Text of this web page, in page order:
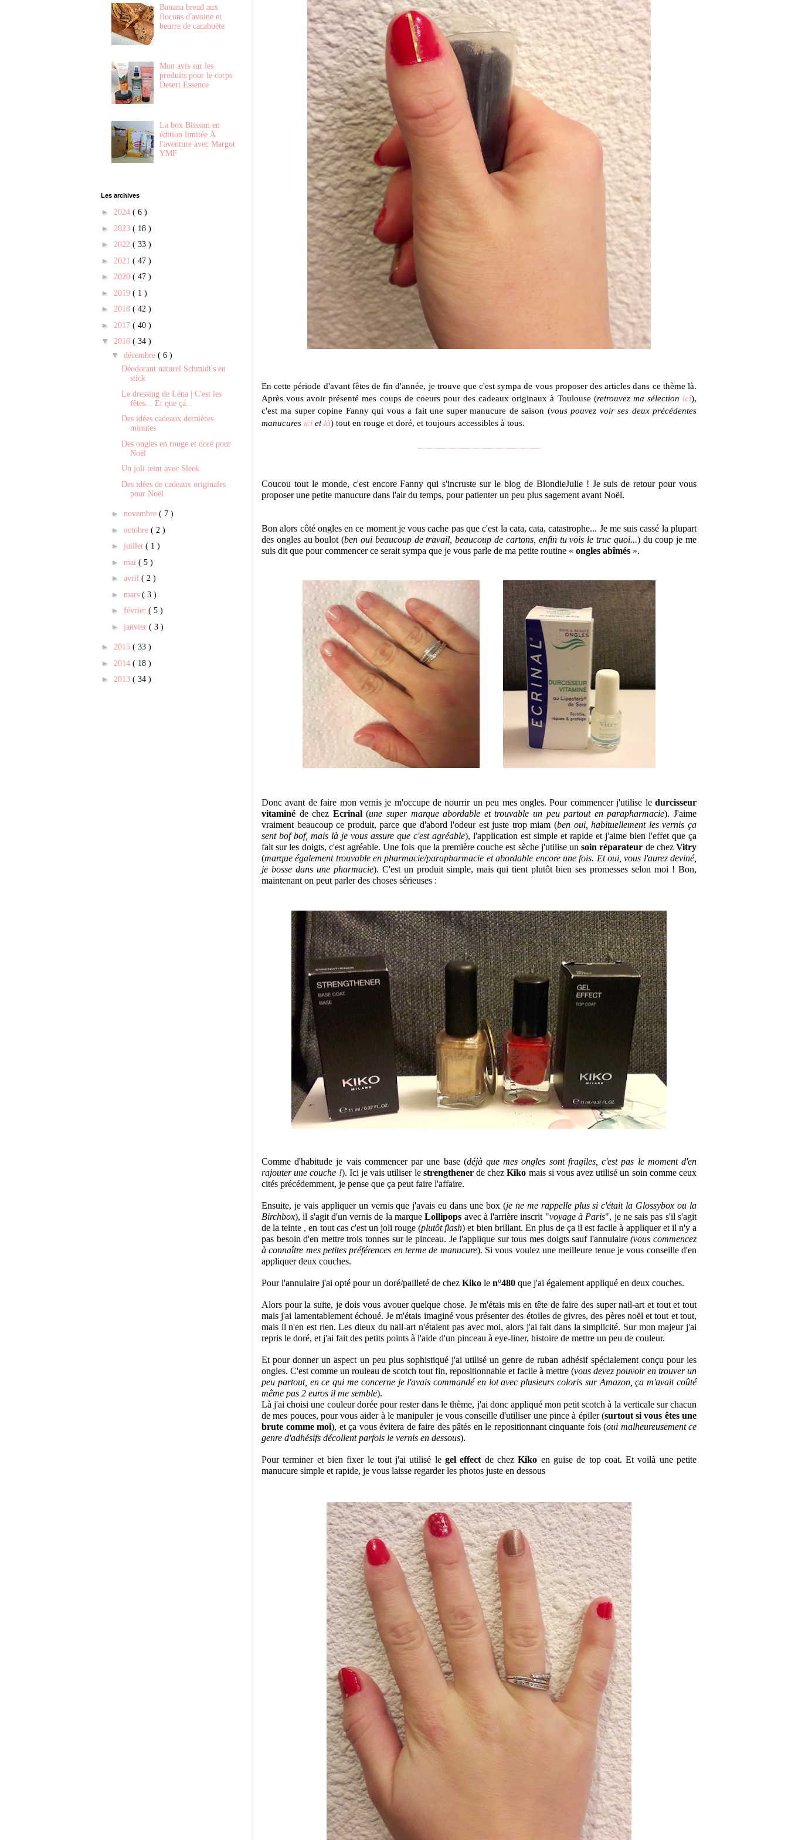
En cette période d'avant fêtes de fin d'année, je trouve que c'est sympa de vous proposer des articles dans ce thème là.
Après vous avoir présenté mes coups de coeurs pour des cadeaux originaux à Toulouse (retrouvez ma sélection ici),
c'est ma super copine Fanny qui vous a fait une super manucure de saison (vous pouvez voir ses deux précédentes
manucures ici et là) tout en rouge et doré, et toujours accessibles à tous.
------------------------------------------
Coucou tout le monde, c'est encore Fanny qui s'incruste sur le blog de BlondieJulie ! Je suis de retour pour vous
proposer une petite manucure dans l'air du temps, pour patienter un peu plus sagement avant Noël.
Bon alors côté ongles en ce moment je vous cache pas que c'est la cata, cata, catastrophe... Je me suis cassé la plupart
des ongles au boulot (ben oui beaucoup de travail, beaucoup de cartons, enfin tu vois le truc quoi...) du coup je me
suis dit que pour commencer ce serait sympa que je vous parle de ma petite routine « ongles abîmés ».
Donc avant de faire mon vernis je m'occupe de nourrir un peu mes ongles. Pour commencer j'utilise le durcisseur
vitaminé de chez Ecrinal (une super marque abordable et trouvable un peu partout en parapharmacie). J'aime
vraiment beaucoup ce produit, parce que d'abord l'odeur est juste trop miam (ben oui, habituellement les vernis ça
sent bof bof, mais là je vous assure que c'est agréable), l'application est simple et rapide et j'aime bien l'effet que ça
fait sur les doigts, c'est agréable. Une fois que la première couche est sèche j'utilise un soin réparateur de chez Vitry
(marque également trouvable en pharmacie/parapharmacie et abordable encore une fois. Et oui, vous l'aurez deviné,
je bosse dans une pharmacie). C'est un produit simple, mais qui tient plutôt bien ses promesses selon moi ! Bon,
maintenant on peut parler des choses sérieuses :
Comme d'habitude je vais commencer par une base (déjà que mes ongles sont fragiles, c'est pas le moment d'en
rajouter une couche !). Ici je vais utiliser le strengthener de chez Kiko mais si vous avez utilisé un soin comme ceux
cités précédemment, je pense que ça peut faire l'affaire.
Ensuite, je vais appliquer un vernis que j'avais eu dans une box (je ne me rappelle plus si c'était la Glossybox ou la
Birchbox), il s'agit d'un vernis de la marque Lollipops avec à l'arrière inscrit "voyage à Paris", je ne sais pas s'il s'agit
de la teinte , en tout cas c'est un joli rouge (plutôt flash) et bien brillant. En plus de ça il est facile à appliquer et il n'y a
pas besoin d'en mettre trois tonnes sur le pinceau. Je l'applique sur tous mes doigts sauf l'annulaire (vous commencez
à connaître mes petites préférences en terme de manucure). Si vous voulez une meilleure tenue je vous conseille d'en
appliquer deux couches.
Pour l'annulaire j'ai opté pour un doré/pailleté de chez Kiko le n°480 que j'ai également appliqué en deux couches.
Alors pour la suite, je dois vous avouer quelque chose. Je m'étais mis en tête de faire des super nail-art et tout et tout
mais j'ai lamentablement échoué. Je m'étais imaginé vous présenter des étoiles de givres, des pères noël et tout et tout,
mais il n'en est rien. Les dieux du nail-art n'étaient pas avec moi, alors j'ai fait dans la simplicité. Sur mon majeur j'ai
repris le doré, et j'ai fait des petits points à l'aide d'un pinceau à eye-liner, histoire de mettre un peu de couleur.
Et pour donner un aspect un peu plus sophistiqué j'ai utilisé un genre de ruban adhésif spécialement conçu pour les
ongles. C'est comme un rouleau de scotch tout fin, repositionnable et facile à mettre (vous devez pouvoir en trouver un
peu partout, en ce qui me concerne je l'avais commandé en lot avec plusieurs coloris sur Amazon, ça m'avait coûté
même pas 2 euros il me semble).
Là j'ai choisi une couleur dorée pour rester dans le thème, j'ai donc appliqué mon petit scotch à la verticale sur chacun
de mes pouces, pour vous aider à le manipuler je vous conseille d'utiliser une pince à épiler (surtout si vous êtes une
brute comme moi), et ça vous évitera de faire des pâtés en le repositionnant cinquante fois (oui malheureusement ce
genre d'adhésifs décollent parfois le vernis en dessous).
Pour terminer et bien fixer le tout j'ai utilisé le gel effect de chez Kiko en guise de top coat. Et voilà une petite
manucure simple et rapide, je vous laisse regarder les photos juste en dessous
Banana bread aux
flocons d'avoine et
beurre de cacahuète
Mon avis sur les
produits pour le corps
Desert Essence
La box Blissim en
édition limitée À
l'aventure avec Margot
YMF
Les archives
► 2024 ( 6 )
► 2023 ( 18 )
► 2022 ( 33 )
► 2021 ( 47 )
► 2020 ( 47 )
► 2019 ( 1 )
► 2018 ( 42 )
► 2017 ( 40 )
▼ 2016 ( 34 )
▼ décembre ( 6 )
Déodorant naturel Schmidt's en
stick
Le dressing de Léna | C'est les
fêtes... Et que ça...
Des idées cadeaux dernières
minutes
Des ongles en rouge et doré pour
Noël
Un joli teint avec Sleek
Des idées de cadeaux originales
pour Noël
► novembre ( 7 )
► octobre ( 2 )
► juillet ( 1 )
► mai ( 5 )
► avril ( 2 )
► mars ( 3 )
► février ( 5 )
► janvier ( 3 )
► 2015 ( 33 )
► 2014 ( 18 )
► 2013 ( 34 )